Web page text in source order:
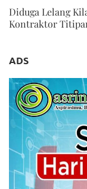
Diduga Lelang
Kontraktor
ADS